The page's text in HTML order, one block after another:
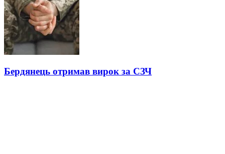
Бердянець отримав вирок за СЗЧ